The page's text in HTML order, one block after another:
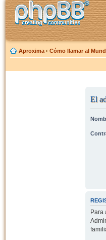
Aproxima ‹ Cómo llamar al
El
Para